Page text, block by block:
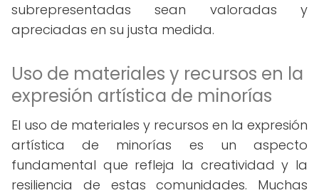
subrepresentadas sean valoradas y
apreciadas en su justa medida.
Uso de materiales y recursos en la
expresión artística de minorías
El uso de materiales y recursos en la expresión
artística de minorías es un aspecto
fundamental que refleja la creatividad y la
resiliencia de estas comunidades. Muchas